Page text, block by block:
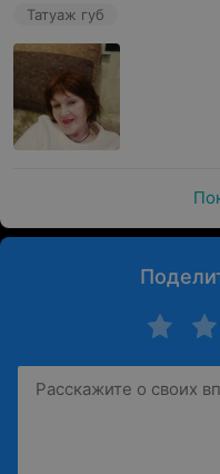
скидок.
Татуаж губ